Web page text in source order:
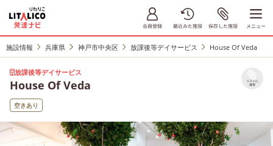
施設情報 兵庫県 神戸市中央区 放課後等デイサービス House Of Veda
放課後等デイサービス
House Of Veda リストに
保存
空きあり